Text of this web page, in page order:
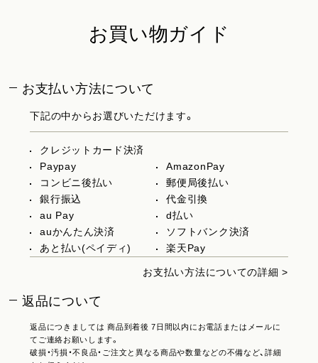
お買い物ガイド
お支払い方法について
下記の中からお選びいただけます。
クレジットカード決済
Paypay
AmazonPay
コンビニ後払い
郵便局後払い
銀行振込
代金引換
au Pay
d払い
auかんたん決済
ソフトバンク決済
あと払い(ペイディ)
楽天Pay
お支払い方法についての詳細 >
返品について
返品につきましては 商品到着後 7日間以内にお電話またはメールに
てご連絡お願いします。
破損・汚損・不良品・ご注文と異なる商品や数量などの不備など、詳細